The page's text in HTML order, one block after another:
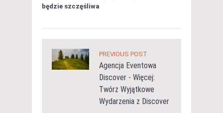
będzie szczęśliwa
PREVIOUS POST
Agencja Eventowa
Discover - Więcej:
Twórz Wyjątkowe
Wydarzenia z Discover